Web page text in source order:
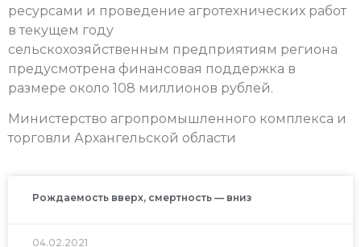
ресурсами и проведение агротехнических работ
в текущем году
сельскохозяйственным предприятиям региона
предусмотрена финансовая поддержка в
размере около 108 миллионов рублей.
Министерство агропромышленного комплекса и
торговли Архангельской области
Рождаемость вверх, смертность — вниз
04.02.2021